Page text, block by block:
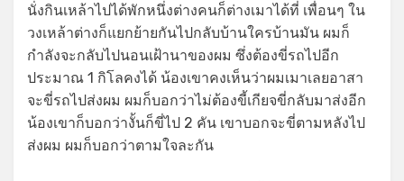
นั่งกินเหล้าไปได้พักหนึ่งต่างคนก็ต่างเมาได้ที่ เพื่อนๆ ใน
วงเหล้าต่างก็แยกย้ายกันไปกลับบ้านใครบ้านมัน ผมก็
กำลังจะกลับไปนอนเฝ้านาของผม ซึ่งต้องขี่รถไปอีก
ประมาณ 1 กิโลคงได้ น้องเขาคงเห็นว่าผมเมาเลยอาสา
จะขี่รถไปส่งผม ผมก็บอกว่าไม่ต้องขี้เกียจขี่กลับมาส่งอีก
น้องเขาก็บอกว่างั้นก็ขี่ไป 2 คัน เขาบอกจะขี่ตามหลังไป
ส่งผม ผมก็บอกว่าตามใจละกัน